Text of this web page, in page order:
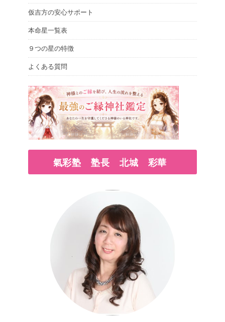
仮吉方の安心サポート
本命星一覧表
９つの星の特徴
よくある質問
氣彩塾 塾長 北城 彩華